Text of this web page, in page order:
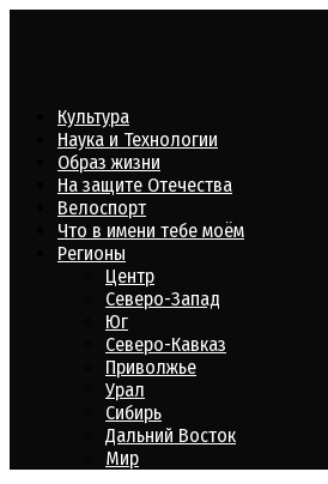
Культура
Наука и Технологии
Образ жизни
На защите Отечества
Велоспорт
Что в имени тебе моём
Регионы
Центр
Северо-Запад
Юг
Северо-Кавказ
Приволжье
Урал
Сибирь
Дальний Восток
Мир